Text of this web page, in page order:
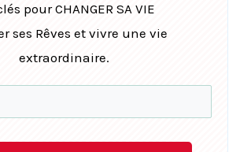
pour CHANGER SA VIE
ses Rêves et vivre une vie
extraordinaire.